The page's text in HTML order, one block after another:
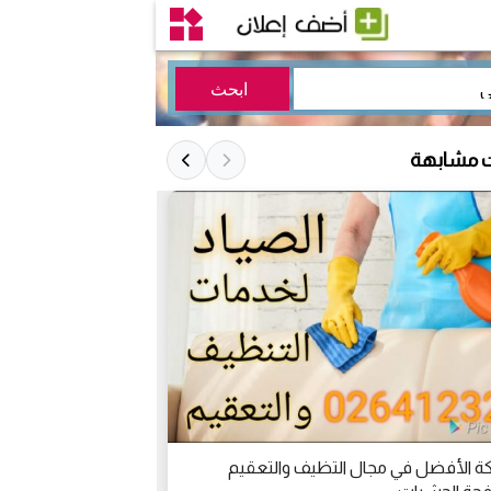
مشابهة
الأفضل في مجال التظيف والتعقيم